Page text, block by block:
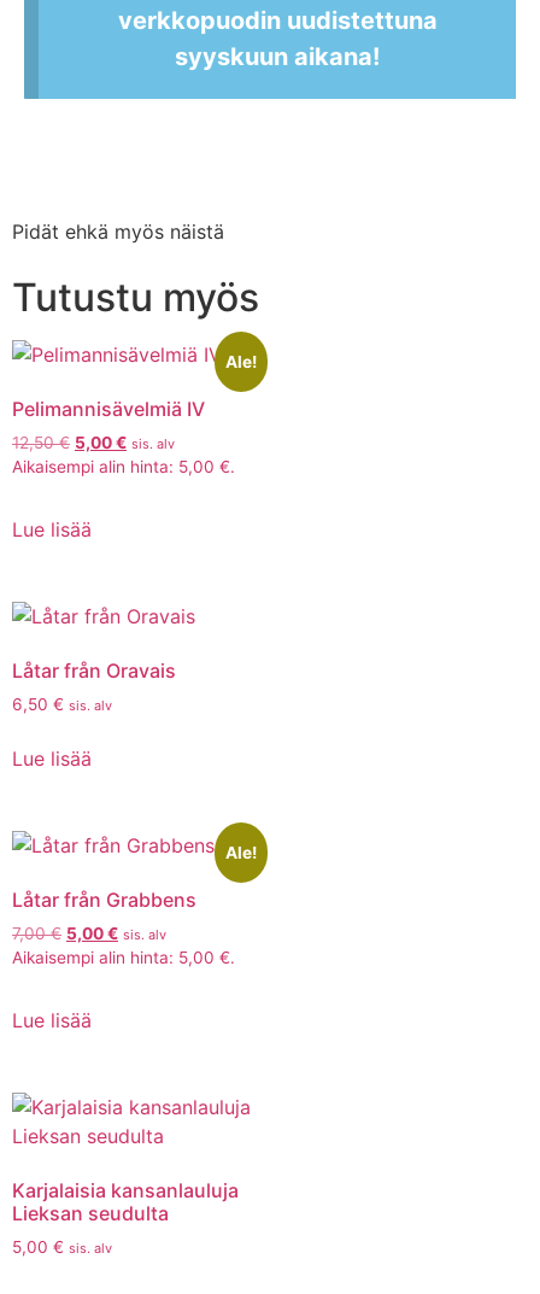
verkkopuodin uudistettuna
syyskuun aikana!
Pidät ehkä myös näistä
Tutustu myös
Ale!
Pelimannisävelmiä IV
12,50€ 5,00€ sis. alv
Aikaisempi alin hinta: 5,00 €.
Lue lisää
Låtar från Oravais
6,50 € sis. alv
Lue lisää
Ale!
Låtar från Grabbens
7,00€ 5,00€ sis. alv
Aikaisempi alin hinta: 5,00 €.
Lue lisää
Karjalaisia kansanlauluja
Lieksan seudulta
5,00 € sis. alv